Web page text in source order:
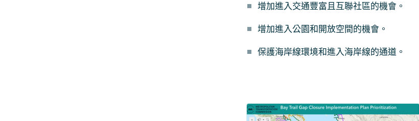
增加進入交通豐富且互聯社區的機會。
增加進入公園和開放空間的機會。
保護海岸線環境和進入海岸線的通道。